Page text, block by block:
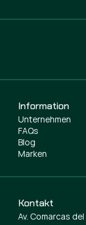
Information
Unternehmen
FAQs
Blog
Marken
Kontakt
Av. Comarcas